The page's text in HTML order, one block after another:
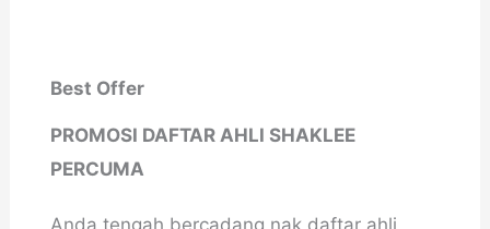
Best Offer
PROMOSI DAFTAR AHLI SHAKLEE
PERCUMA
Anda tengah bercadang nak daftar ahli